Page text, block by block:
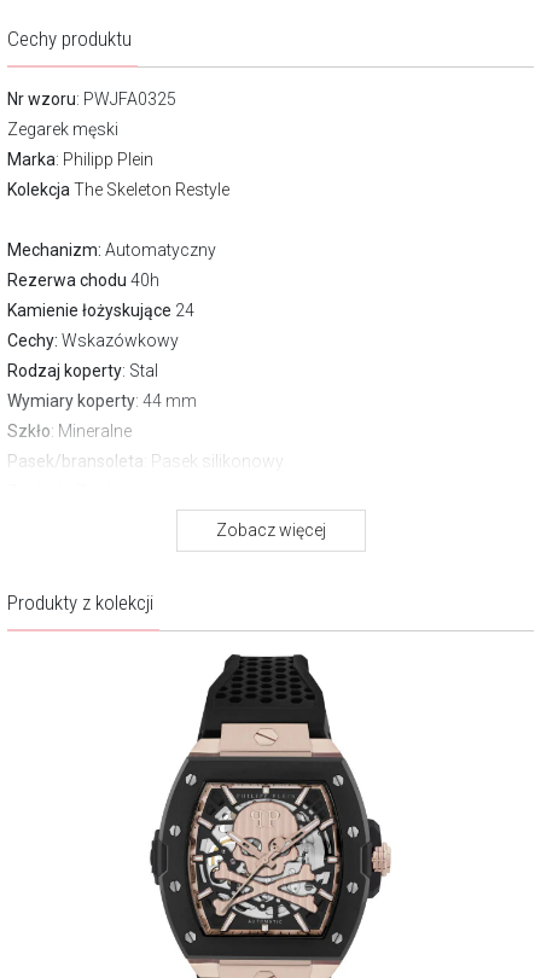
Cechy produktu
Nr wzoru: PWJFA0325
Zegarek męski
Marka: Philipp Plein
Kolekcja The Skeleton Restyle
Mechanizm: Automatyczny
Rezerwa chodu 40h
Kamienie łożyskujące 24
Cechy: Wskazówkowy
Rodzaj koperty: Stal
Wymiary koperty: 44 mm
Szkło: Mineralne
Pasek/bransoleta : Pasek silikonowy
Gwarancja producenta:2 lata
O marce Philipp Plein
Zegarki Philipp Plein charakteryzują się wyjątkowym wzornictwem,
łączącym bogate i śmiałe detale. $KULL i $KELETON to jedne z
ikonicznych motywów graficznych Philipp Plein, które zdobią
kolekcję. Poszczególne linie czasomierzy są zróżnicowane, można w
nich znaleźć zarówno ponadczasowe, eleganckie wzory, jak i bardziej
ekstrawaganckie stylizacje.
Zobacz więcej
Produkty z kolekcji